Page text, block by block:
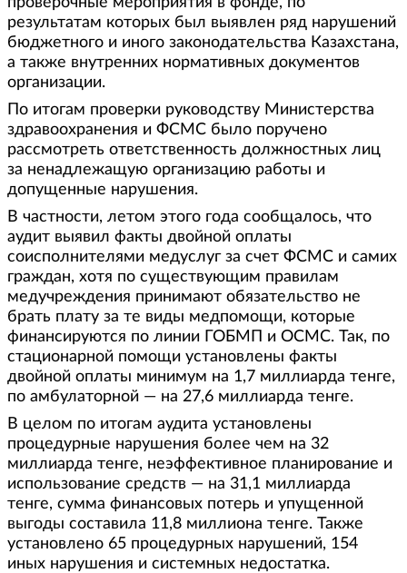
результатам которых был выявлен ряд нарушений
бюджетного и иного законодательства Казахстана,
а также внутренних нормативных документов
организации.
По итогам проверки руководству Министерства
здравоохранения и ФСМС было поручено
рассмотреть ответственность должностных лиц
за ненадлежащую организацию работы и
допущенные нарушения.
В частности, летом этого года сообщалось, что
аудит выявил факты двойной оплаты
соисполнителями медуслуг за счет ФСМС и самих
граждан, хотя по существующим правилам
медучреждения принимают обязательство не
брать плату за те виды медпомощи, которые
финансируются по линии ГОБМП и ОСМС. Так, по
стационарной помощи установлены факты
двойной оплаты минимум на 1,7 миллиарда тенге,
по амбулаторной — на 27,6 миллиарда тенге.
В целом по итогам аудита установлены
процедурные нарушения более чем на 32
миллиарда тенге, неэффективное планирование и
использование средств — на 31,1 миллиарда
тенге, сумма финансовых потерь и упущенной
выгоды составила 11,8 миллиона тенге. Также
установлено 65 процедурных нарушений, 154
иных нарушения и системных недостатка.